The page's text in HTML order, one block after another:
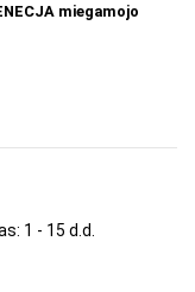
miegamojo
1 - 15 d.d.